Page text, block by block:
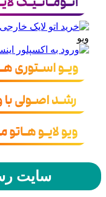
ویو
سایت